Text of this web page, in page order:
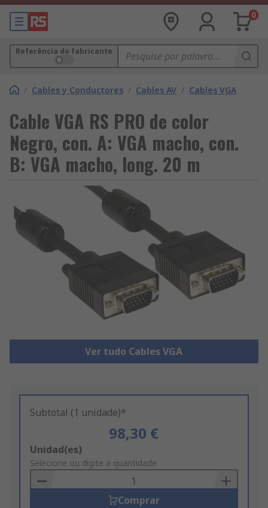
0
Referência do fabricante
/ Cables y Conductores / Cables AV / Cables VGA
Cable VGA RS PRO de color
Negro, con. A: VGA macho, con.
B: VGA macho, long. 20 m
Ver tudo Cables VGA
Subtotal (1 unidade)*
98,30 €
Add
to
Basket
Unidad(es)
Selecione ou digite a quantidade
Comprar